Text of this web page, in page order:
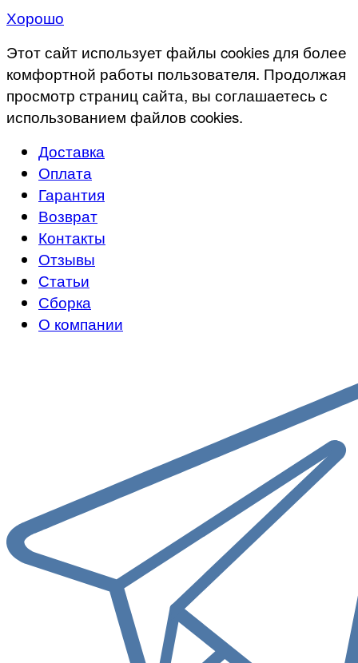
Хорошо
Этот сайт использует файлы cookies для более
комфортной работы пользователя. Продолжая
просмотр страниц сайта, вы соглашаетесь с
использованием файлов cookies.
Доставка
Оплата
Гарантия
Возврат
Контакты
Отзывы
Статьи
Сборка
О компании